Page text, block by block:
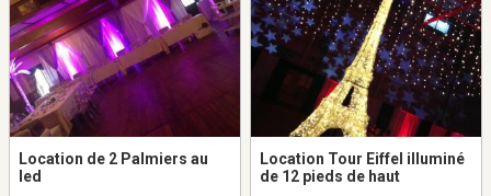
Location de 2 Palmiers au
led
Location Tour Eiffel illuminé
de 12 pieds de haut